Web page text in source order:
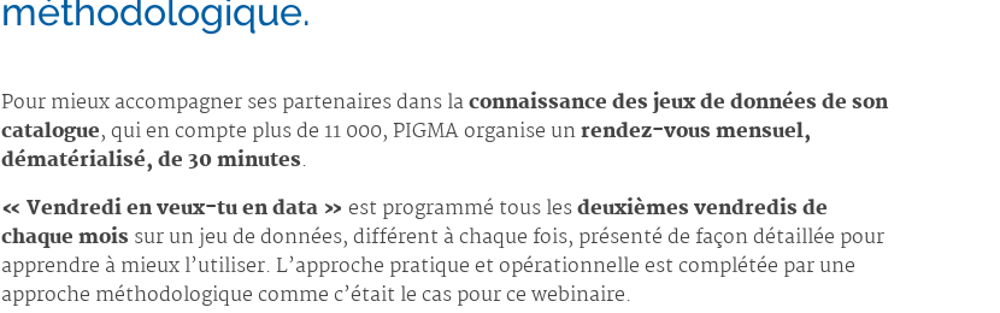
méthodologique.
Pour mieux accompagner ses partenaires dans laconnaissance des jeux de données de son
catalogue, qui en compte plus de 11 000, PIGMA organise unrendez-vous mensuel,
dématérialisé, de 30 minutes.
« Vendredi en veux-tu en data » est programmé tous lesdeuxièmes vendredis de
chaque mois sur un jeu de données, différent à chaque fois, présenté de façon détaillée pour
apprendre à mieux l’utiliser. L’approche pratique et opérationnelle est complétée par une
approche méthodologique comme c’était le cas pour ce webinaire.